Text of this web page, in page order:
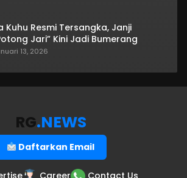
Kuhu Resmi Tersangka, Janji
Jari” Kini Jadi Bumerang
13, 2026
RG.NEWS
Daftarkan Email
Career Contact Us